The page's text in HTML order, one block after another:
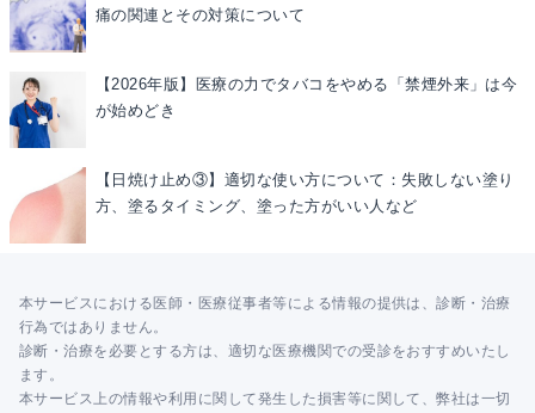
痛の関連とその対策について
【2026年版】医療の力でタバコをやめる「禁煙外来」は今
が始めどき
【日焼け止め③】適切な使い方について：失敗しない塗り
方、塗るタイミング、塗った方がいい人など
本サービスにおける医師・医療従事者等による情報の提供は、診断・治療
行為ではありません。
診断・治療を必要とする方は、適切な医療機関での受診をおすすめいたし
ます。
本サービス上の情報や利用に関して発生した損害等に関して、弊社は一切